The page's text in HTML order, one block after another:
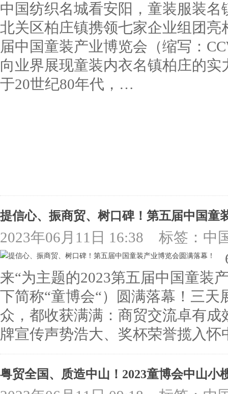
中国纺织名城看安阳，童装服装
北关区柏庄镇携领七家企业组团亮
届中国童装产业博览会（缩写：
向业界展现童装内衣名镇柏庄的
于20世纪80年代，…
提信心、振商贸、树口碑！第五届中国童
2023年06月11日 16:38
标签：中
来“为主题的2023第五届中国童装
下简称“童博会“）圆满落幕！三
众，都收获满满：商贸交流卓有
牌宣传声势浩大、奖杯荣誉揽入
粤贸全国、质造中山！2023童博会中山小